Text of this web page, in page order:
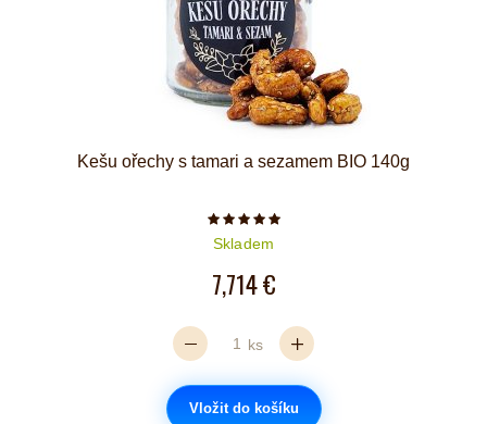
Kešu ořechy s tamari a sezamem BIO 140g
Počet hvězdiček je 5 z 5
Skladem
7,714 €
ks
Vložit do košíku